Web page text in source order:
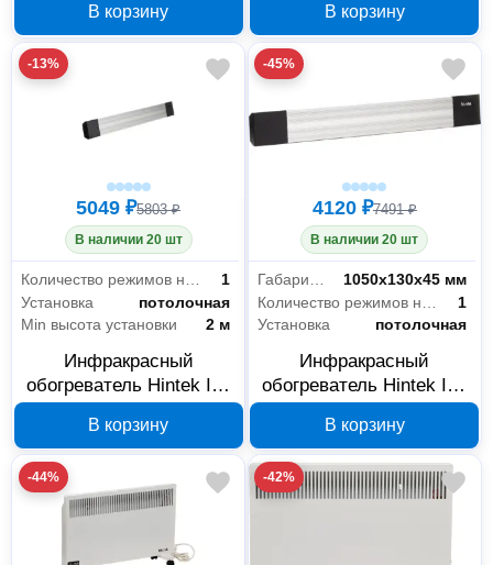
HOUSING 900 открытый
4058075522060
В корзину
HOUSING 440 открытый
4058075522084
В корзину
-13%
5049 ₽5803 ₽
В наличии 20 шт
1
Установка
потолочная
Min высота установки
2 м
Инфракрасный
обогреватель Hintek IC-
В корзину
-45%
4120 ₽7491 ₽
В наличии 20 шт
1050x130x45 мм
1
Установка
потолочная
Инфракрасный
обогреватель Hintek IC-
В корзину
-44% -42%